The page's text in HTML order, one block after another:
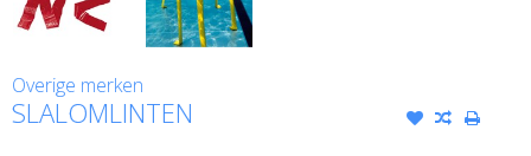
Overige merken
SLALOMLINTEN